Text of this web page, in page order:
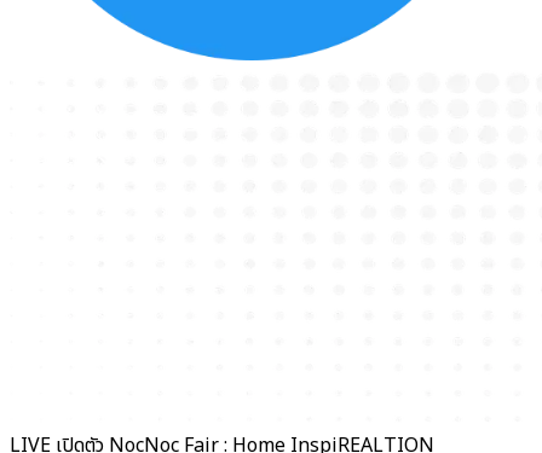
LIVE เปิดตัว NocNoc Fair : Home InspiREALTION